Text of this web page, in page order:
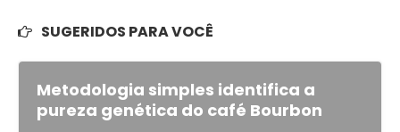
SUGERIDOS PARA VOCÊ
Metodologia simples identifica a
pureza genética do café Bourbon